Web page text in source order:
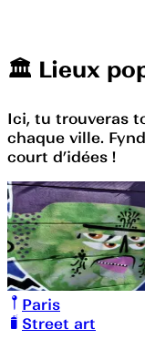
🏛️️ Lieux
Ici, tu trouveras
chaque ville.
court d’idées !
Paris
Street art